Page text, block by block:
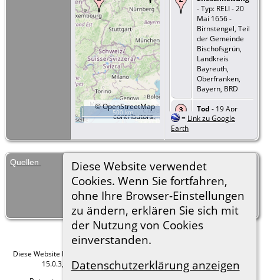
Diese Website verwendet
Cookies. Wenn Sie fortfahren,
ohne Ihre Browser-Einstellungen
zu ändern, erklären Sie sich mit
der Nutzung von Cookies
einverstanden.
Datenschutzerklärung anzeigen
©OpenStreetMap
contributors.
500 km
- Typ: RELI - 20
Mai 1656 -
Birnstengel, Teil
der Gemeinde
Bischofsgrün,
Landkreis
Bayreuth,
Oberfranken,
Bayern, BRD
Tod - 19 Apr
1674 -
Landkreis
Bayern, BRD
= Link zu Google
Earth
Quellen
Buch Gerhard Greiner, Der Schwabe
Hans Greiner 1465-1532,
Familiengeschichte der Thüringer-
Greiner, 4. Auflage. Mitteilung: Gerhard
Kist - GFF 2405, Röthenbach 2018 .
Diese Website läuft mit
15.0.3, programmiert von Darrin Lythgoe © 2001-2026.